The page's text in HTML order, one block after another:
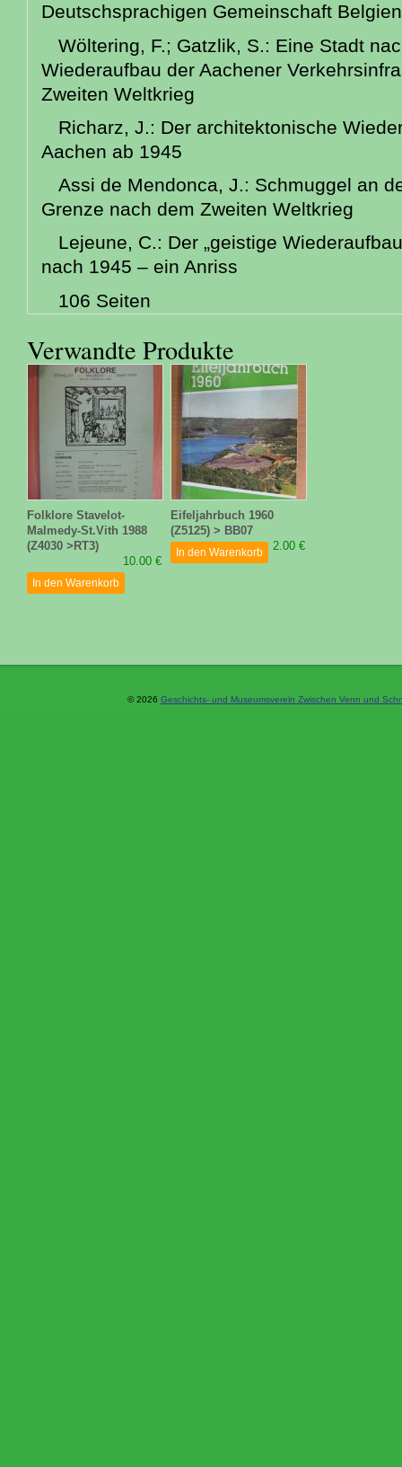
Deutschsprachigen Gemeinschaft
Wöltering, F.; Gatzlik, S.: Eine Stadt
Wiederaufbau der Aachener
Zweiten Weltkrieg
Richarz, J.: Der architektonische
Aachen ab 1945
Assi de Mendonca, J.: Schmuggel an
Grenze nach dem Zweiten Weltkrieg
Lejeune, C.: Der „geistige
nach 1945 – ein Anriss
106 Seiten
Verwandte Produkte
Folklore Stavelot-
Malmedy-St.Vith 1988
(Z4030 >RT3)
10.00 €
In den Warenkorb
Eifeljahrbuch 1960
(Z5125) > BB07
2.00 €
In den Warenkorb
© 2026 Geschichts- und Museumsverein Zwischen Venn und